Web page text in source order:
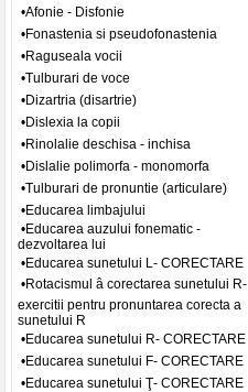
•Afonie - Disfonie
•Fonastenia si pseudofonastenia
•Raguseala vocii
•Tulburari de voce
•Dizartria (disartrie)
•Dislexia la copii
•Rinolalie deschisa - inchisa
•Dislalie polimorfa - monomorfa
•Tulburari de pronuntie (articulare)
•Educarea limbajului
•Educarea auzului fonematic -
dezvoltarea lui
•Educarea sunetului L- CORECTARE
•Rotacismul â corectarea sunetului R-
exercitii pentru pronuntarea corecta a
sunetului R
•Educarea sunetului R- CORECTARE
•Educarea sunetului F- CORECTARE
•Educarea sunetului Ţ- CORECTARE